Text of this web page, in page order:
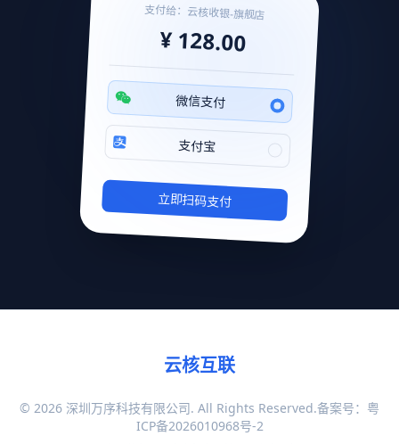
支付给：云核收银-旗舰店
¥ 128.00
微信支付
支付宝
立即扫码支付
云核互联
© 2026 深圳万序科技有限公司. All Rights Reserved.备案号： 粤
ICP备2026010968号-2